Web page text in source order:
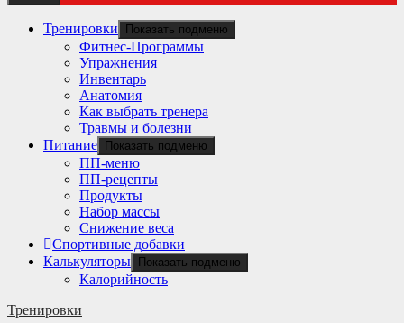
Тренировки Показать подменю
Фитнес-Программы
Упражнения
Инвентарь
Анатомия
Как выбрать тренера
Травмы и болезни
Питание
Показать подменю
ПП-меню
ПП-рецепты
Продукты
Набор массы
Снижение веса
Спортивные добавки
Калькуляторы
Показать подменю
Калорийность
Тренировки